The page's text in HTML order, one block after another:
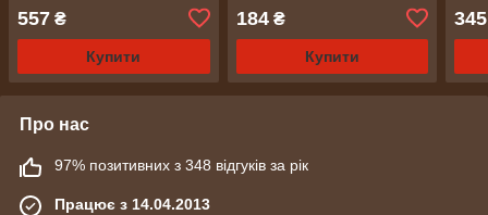
557 ₴
Купити
184₴
Купити
345
Про нас
97% позитивних з 348 відгуків за рік
Працює з 14.04.2013